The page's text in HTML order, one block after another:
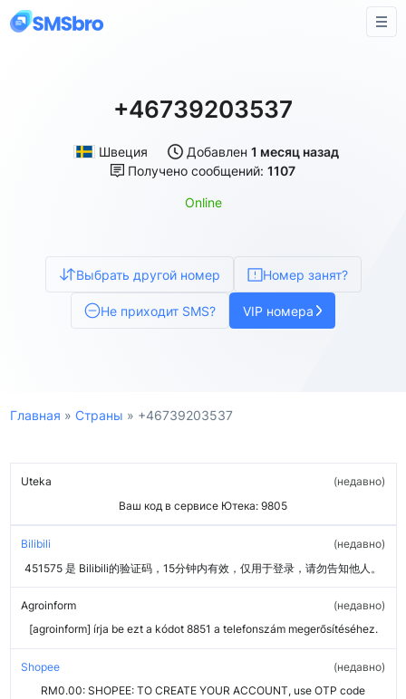
+46739203537
Швеция Добавлен 1 месяц назад
Получено сообщений: 1107
Online
Выбрать другой номер Номер занят?
Не приходит SMS? VIP номера
Главная » Страны » +46739203537
Uteka
Ваш код в сервисе Ютека: 9805
недавно
Bilibili
451575 是 Bilibili的验证码，15分钟内有效，仅用于登录，请勿告知他人。
недавно
Agroinform
[agroinform] írja be ezt a kódot 8851 a telefonszám megerősítéséhez.
недавно
Shopee
RM0.00: SHOPEE: TO CREATE YOUR ACCOUNT, use OTP code
недавно